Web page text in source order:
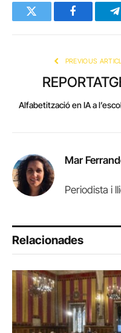
Twitter Facebook
PREVIOUS
Alfabetització en IA a
Mar
Periodista i
Relacionades